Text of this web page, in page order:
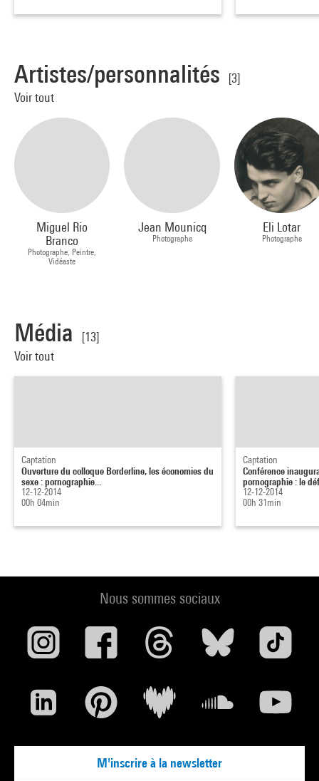
Artistes/personnalités
[3]
Voir tout
Miguel Rio
Branco
Photographe, Peintre,
Vidéaste
Jean Mounicq
Photographe
Eli Lotar
Photographe
Média
[13]
Voir tout
Captation
Ouverture du colloque Borderline, les économies du
sexe : pornographie...
12-12-2014
00h 04min
Captation
Conférence
pornographie : le
12-12-2014
00h 31min
Nous sommes sociaux
M'inscrire à la newsletter